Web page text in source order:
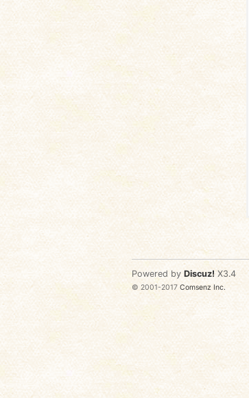
Powered by Discuz! X3.4
© 2001-2017Comsenz Inc.